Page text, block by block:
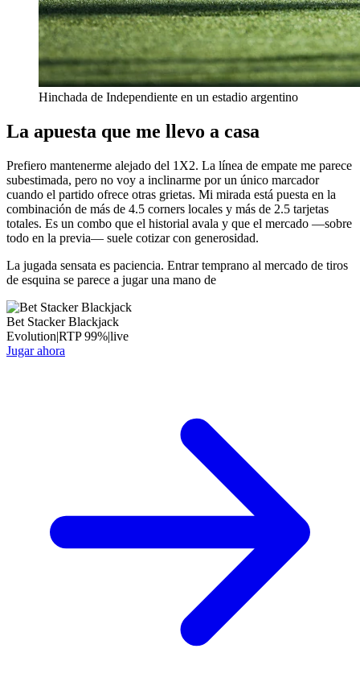
Hinchada de Independiente en un estadio argentino
La apuesta que me llevo a casa
Prefiero mantenerme alejado del 1X2. La línea de empate me parece
subestimada, pero no voy a inclinarme por un único marcador
cuando el partido ofrece otras grietas. Mi mirada está puesta en la
combinación de más de 4.5 corners locales y más de 2.5 tarjetas
totales. Es un combo que el historial avala y que el mercado —sobre
todo en la previa— suele cotizar con generosidad.
La jugada sensata es paciencia. Entrar temprano al mercado de tiros
de esquina se parece a jugar una mano de
Bet Stacker Blackjack
Evolution|RTP99%|live
Jugar ahora